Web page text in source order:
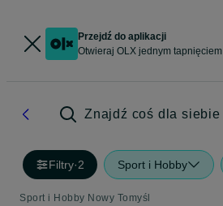
Przejdź do aplikacji
Otwieraj OLX jednym tapnięciem
Znajdź coś dla siebie
Filtry·2 Sport i Hobby
Sport i Hobby Nowy Tomyśl